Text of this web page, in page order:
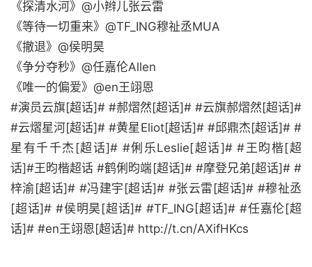
《探清水河》@小辫儿张云雷
《等待一切重来》@TF_ING穆祉丞MUA
《撤退》@侯明昊
《争分夺秒》@任嘉伦Allen
《唯一的偏爱》@en王翊恩
#演员云旗[超话]# #郝熠然[超话]# #云旗郝熠然[超话]#
#云熠星河[超话]# #黄星Eliot[超话]# #邱鼎杰[超话]# #
星有千千杰[超话]# #俐乐Leslie[超话]# #王昀楷[超
话]#王昀楷超话 #鹤俐昀端[超话]# #摩登兄弟[超话]# #
梓渝[超话]# #冯建宇[超话]# #张云雷[超话]# #穆祉丞
[超话]# #侯明昊[超话]# #TF_ING[超话]# #任嘉伦[超
话]# #en王翊恩[超话]# http://t.cn/AXifHKcs